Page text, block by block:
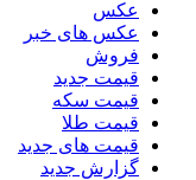
عکس
عکس های خبر
فروش
قیمت جدید
قیمت سکه
قیمت طلا
قیمت های جدید
گزارش جدید